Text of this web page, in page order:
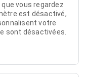
vous regardez
est désactivé,
votre
sont désactivées.